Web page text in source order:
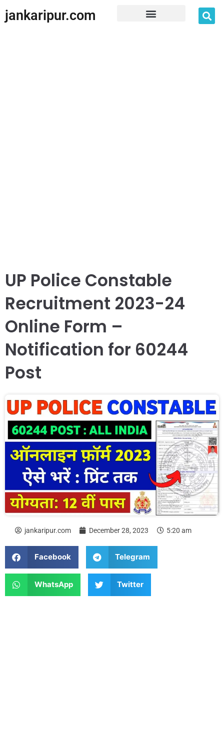
jankaripur.com
UP Police Constable
Recruitment 2023-24
Online Form –
Notification for 60244
Post
jankaripur.com December 28, 2023 5:20 am
Facebook Telegram
WhatsApp Twitter